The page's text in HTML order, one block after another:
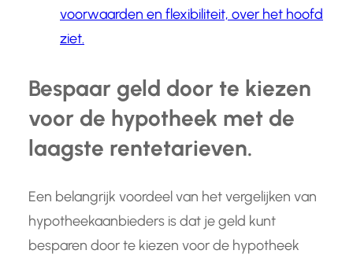
voorwaarden en flexibiliteit, over het hoofd
ziet.
Bespaar geld door te kiezen
voor de hypotheek met de
laagste rentetarieven.
Een belangrijk voordeel van het vergelijken van
hypotheekaanbieders is dat je geld kunt
besparen door te kiezen voor de hypotheek